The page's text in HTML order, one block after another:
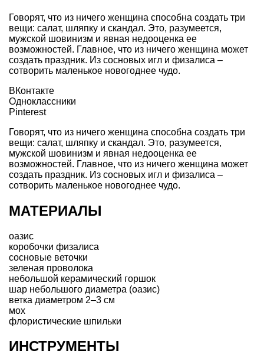
Говорят, что из ничего женщина способна создать три
вещи: салат, шляпку и скандал. Это, разумеется,
мужской шовинизм и явная недооценка ее
возможностей. Главное, что из ничего женщина может
создать праздник. Из сосновых игл и физалиса –
сотворить маленькое новогоднее чудо.
ВКонтакте
Одноклассники
Pinterest
Говорят, что из ничего женщина способна создать три
вещи: салат, шляпку и скандал. Это, разумеется,
мужской шовинизм и явная недооценка ее
возможностей. Главное, что из ничего женщина может
создать праздник. Из сосновых игл и физалиса –
сотворить маленькое новогоднее чудо.
МАТЕРИАЛЫ
оазис
коробочки физалиса
сосновые веточки
зеленая проволока
небольшой керамический горшок
шар небольшого диаметра (оазис)
ветка диаметром 2–3 см
мох
флористические шпильки
ИНСТРУМЕНТЫ